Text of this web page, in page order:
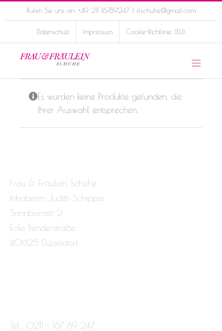
to
Rufen Sie uns an: +49 211 16789247 | ffschuhe@gmail.com
Datenschutz Impressum Cookie-Richtlinie (EU)
Es wurden keine Produkte gefunden, die
Ihrer Auswahl entsprechen.
Frau & Fräulein Schuhe
Inhaberin: Judith Schipper
Sonnbornstr. 2
Ecke Benderstraße
40625 Düsseldorf
Tel.: 0211 – 167 89 247